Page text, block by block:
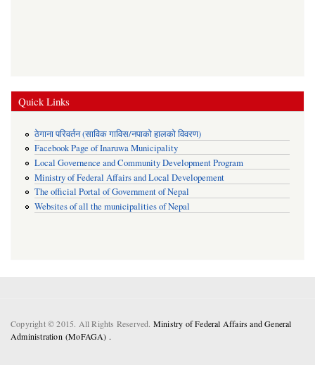
Quick Links
ठेगाना परिवर्तन (साविक गाविस/नपाको हालको विवरण)
Facebook Page of Inaruwa Municipality
Local Governence and Community Development Program
Ministry of Federal Affairs and Local Developement
The official Portal of Government of Nepal
Websites of all the municipalities of Nepal
Copyright © 2015. All Rights Reserved. Ministry of Federal Affairs and General
Administration (MoFAGA) .